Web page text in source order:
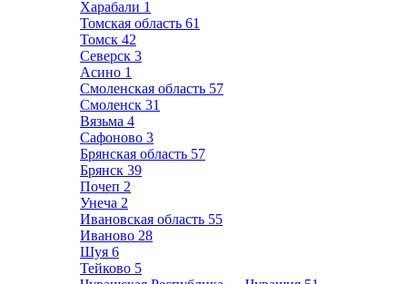
Харабали 1
Томская область 61
Томск 42
Северск 3
Асино 1
Смоленская область 57
Смоленск 31
Вязьма 4
Сафоново 3
Брянская область 57
Брянск 39
Почеп 2
Унеча 2
Ивановская область 55
Иваново 28
Шуя 6
Тейково 5